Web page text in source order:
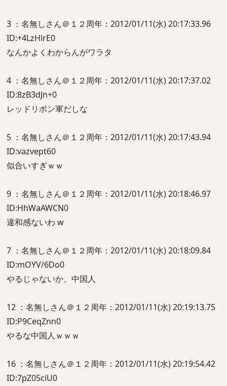
3 ：名無しさん＠１２周年：2012/01/11(水) 20:17:33.96
ID:+4LzHlrE0
なんかよくわからんがワラタ
4 ：名無しさん＠１２周年：2012/01/11(水) 20:17:37.02
ID:8zB3dJn+0
レッドリボン軍だしな
5 ：名無しさん＠１２周年：2012/01/11(水) 20:17:43.94
ID:vazvept60
似合いすぎｗｗ
9 ：名無しさん＠１２周年：2012/01/11(水) 20:18:46.97
ID:HhWaAWCN0
違和感ないわ w
7 ：名無しさん＠１２周年：2012/01/11(水) 20:18:09.84
ID:mOYV/6Do0
やるじゃないか、中国人
12 ：名無しさん＠１２周年：2012/01/11(水) 20:19:13.75
ID:P9CeqZnn0
やるな中国人ｗｗｗ
16 ：名無しさん＠１２周年：2012/01/11(水) 20:19:54.42
ID:7pZ05ciU0